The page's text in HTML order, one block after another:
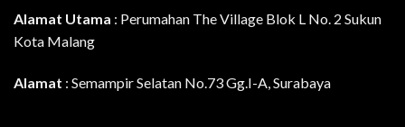
Alamat Utama : Perumahan The Village Blok L No. 2 Sukun
Kota Malang
Alamat : Semampir Selatan No.73 Gg.I-A, Surabaya